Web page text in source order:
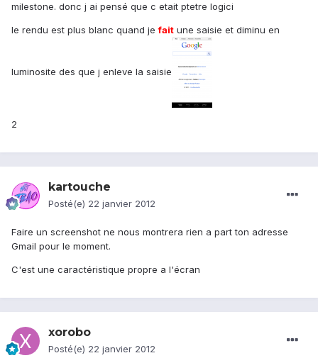
milestone. donc j ai pensé que c etait ptetre logici
le rendu est plus blanc quand jefait une saisie et diminu en
luminosite des que j enleve la saisie
2
kartouche
Posté(e) 22 janvier 2012
Faire un screenshot ne nous montrera rien a part ton adresse
Gmail pour le moment.
C'est une caractéristique propre a l'écran
xorobo
Posté(e) 22 janvier 2012